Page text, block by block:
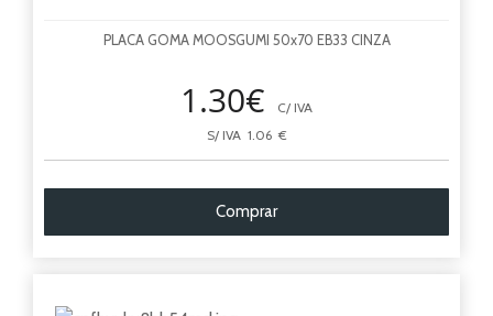
PLACA GOMA MOOSGUMI 50x70 EB33 CINZA
1.30€
C/ IVA
S/ IVA 1.06 €
Comprar